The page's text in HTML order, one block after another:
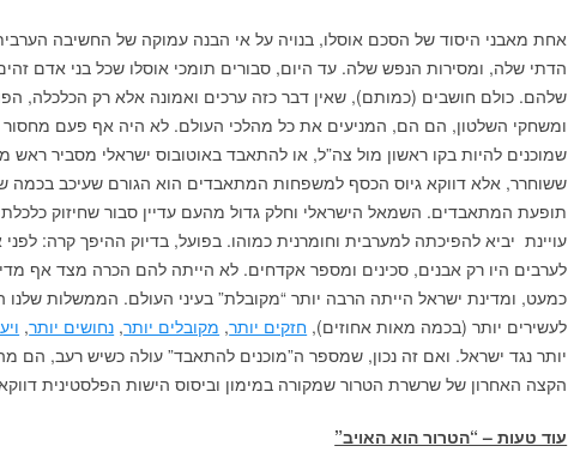
אחת מאבני היסוד של הסכם אוסלו, בנויה על אי הבנה עמוקה של החשיבה
הדתי שלה, ומסירות הנפש שלה. עד היום, סבורים תומכי אוסלו שכל בני אדם
שלהם. כולם חושבים (כמותם), שאין דבר כזה ערכים ואמונה אלא רק הכלכלה,
ומשחקי השלטון, הם הם, המניעים את כל מהלכי העולם. לא היה אף פעם
שמוכנים להיות בקו ראשון מול צה”ל, או להתאבד באוטובוס ישראלי מסביר ראש
ששוחרר, אלא דווקא גיוס הכסף למשפחות המתאבדים הוא הגורם שעיכב בכמה
תופעת המתאבדים. השמאל הישראלי וחלק גדול מהעם עדיין סבור שחיזוק כלכלת
עויינת יביא להפיכתה למערבית וחומרנית כמוהו. בפועל, בדיוק ההיפך קרה: לפני
לערבים היו רק אבנים, סכינים ומספר אקדחים. לא הייתה להם הכרה מצד אף
כמעט, ומדינת ישראל הייתה הרבה יותר “מקובלת” בעיני העולם. הממשלות שלנו
לעשירים יותר (בכמה מאות אחוזים), חזקים יותר, מקובלים יותר, נחושים יותר,
יותר נגד ישראל. ואם זה נכון, שמספר ה”מוכנים להתאבד” עולה כשיש רעב, הם
הקצה האחרון של שרשרת הטרור שמקורה במימון וביסוס הישות הפלסטינית
עוד טעות – “הטרור הוא האויב”